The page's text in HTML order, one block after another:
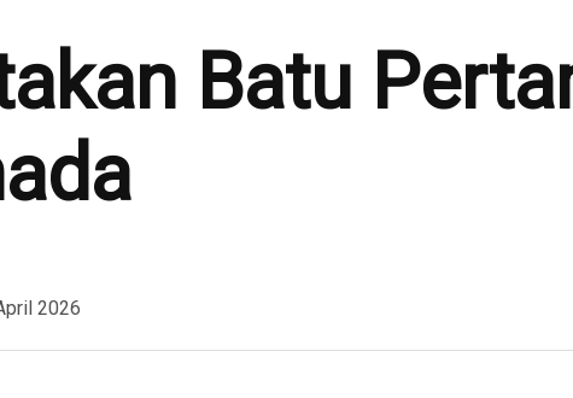
Batu
2026